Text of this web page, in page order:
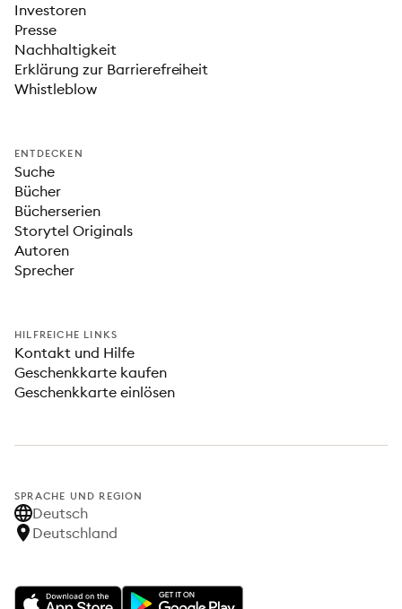
Investoren
Presse
Nachhaltigkeit
Erklärung zur Barrierefreiheit
Whistleblow
ENTDECKEN
Suche
Bücher
Bücherserien
Storytel Originals
Autoren
Sprecher
HILFREICHE LINKS
Kontakt und Hilfe
Geschenkkarte kaufen
Geschenkkarte einlösen
SPRACHE UND REGION
Deutsch
Deutschland